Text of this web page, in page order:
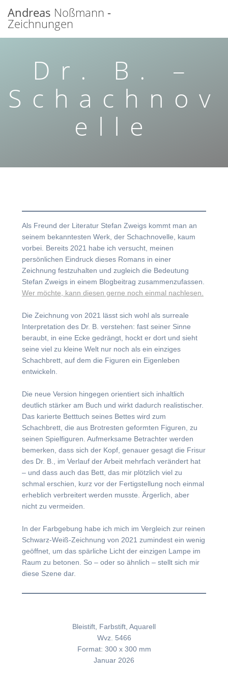
Andreas Noßmann -
Zeichnungen
Dr. B. –
Schachnov
elle
Als Freund der Literatur Stefan Zweigs kommt man an
seinem bekanntesten Werk, der Schachnovelle, kaum
vorbei. Bereits 2021 habe ich versucht, meinen
persönlichen Eindruck dieses Romans in einer
Zeichnung festzuhalten und zugleich die Bedeutung
Stefan Zweigs in einem Blogbeitrag zusammenzufassen.
Wer möchte, kann diesen gerne noch einmal nachlesen.
Die Zeichnung von 2021 lässt sich wohl als surreale
Interpretation des Dr. B. verstehen: fast seiner Sinne
beraubt, in eine Ecke gedrängt, hockt er dort und sieht
seine viel zu kleine Welt nur noch als ein einziges
Schachbrett, auf dem die Figuren ein Eigenleben
entwickeln.
Die neue Version hingegen orientiert sich inhaltlich
deutlich stärker am Buch und wirkt dadurch realistischer.
Das karierte Betttuch seines Bettes wird zum
Schachbrett, die aus Brotresten geformten Figuren, zu
seinen Spielfiguren. Aufmerksame Betrachter werden
bemerken, dass sich der Kopf, genauer gesagt die Frisur
des Dr. B., im Verlauf der Arbeit mehrfach verändert hat
– und dass auch das Bett, das mir plötzlich viel zu
schmal erschien, kurz vor der Fertigstellung noch einmal
erheblich verbreitert werden musste. Ärgerlich, aber
nicht zu vermeiden.
In der Farbgebung habe ich mich im Vergleich zur reinen
Schwarz-Weiß-Zeichnung von 2021 zumindest ein wenig
geöffnet, um das spärliche Licht der einzigen Lampe im
Raum zu betonen. So – oder so ähnlich – stellt sich mir
diese Szene dar.
Bleistift, Farbstift, Aquarell
Wvz. 5466
Format: 300 x 300 mm
Januar 2026